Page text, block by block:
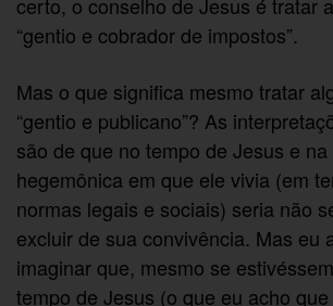
“gentio e cobrador de impostos”.
Mas o que significa mesmo tratar
“gentio e publicano”? As
são de que no tempo de Jesus e
hegemônica em que ele vivia (em
normas legais e sociais) seria não
excluir de sua convivência. Mas eu
imaginar que, mesmo se
tempo de Jesus (o que eu acho